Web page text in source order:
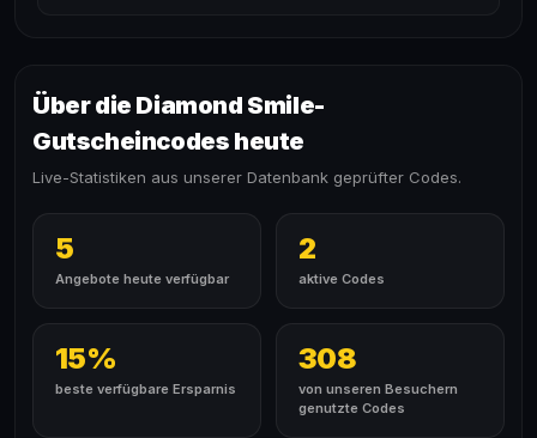
Über die Diamond Smile-
Gutscheincodes heute
Live-Statistiken aus unserer Datenbank geprüfter Codes.
5
Angebote heute verfügbar
2
aktive Codes
15%
beste verfügbare Ersparnis
308
von unseren Besuchern
genutzte Codes